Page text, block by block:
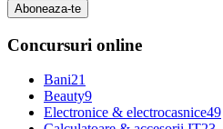
Aboneaza-te
Concursuri online
Bani21
Beauty9
Electronice & electrocasnice49